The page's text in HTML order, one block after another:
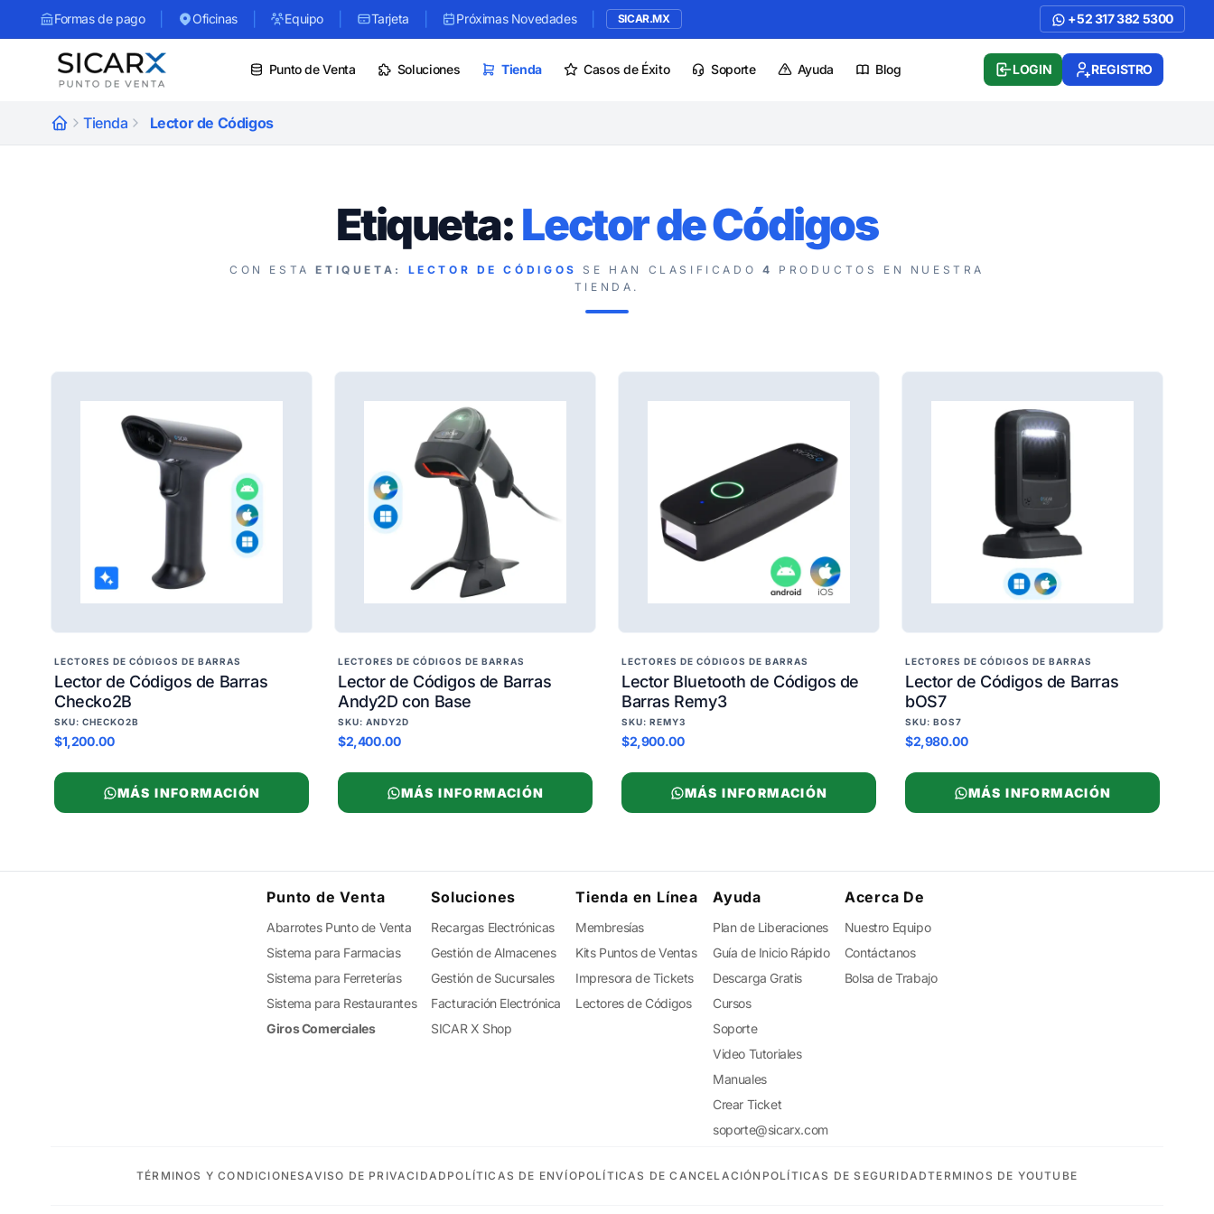
Formas de pago Oficinas Equipo Tarjeta Próximas Novedades SICAR.MX +52 317 382 5300
Punto de Venta Soluciones Tienda Casos de Éxito Soporte Ayuda Blog LOGIN REGISTRO
Tienda Lector de Códigos
Etiqueta:Lector de Códigos
CON ESTAETIQUETA: LECTOR DE CÓDIGOS SE HAN CLASIFICADO 4
PRODUCTOS EN NUESTRA
TIENDA.
LECTORES DE CÓDIGOS DE BARRAS
Lector de Códigos de Barras
Checko2B
SKU: CHECKO2B
$1,200.00
MÁS INFORMACIÓN
LECTORES DE CÓDIGOS DE BARRAS
Lector de Códigos de Barras
Andy2D con Base
SKU: ANDY2D
$2,400.00
MÁS INFORMACIÓN
LECTORES DE CÓDIGOS DE BARRAS
Lector Bluetooth de Códigos de
Barras Remy3
SKU: REMY3
$2,900.00
MÁS INFORMACIÓN
LECTORES DE CÓDIGOS DE BARRAS
Lector de Códigos de Barras
bOS7
SKU: BOS7
$2,980.00
MÁS INFORMACIÓN
Punto de Venta
Abarrotes Punto de Venta
Sistema para Farmacias
Sistema para Ferreterías
Sistema para Restaurantes
Giros Comerciales
Soluciones
Recargas Electrónicas
Gestión de Almacenes
Gestión de Sucursales
Facturación Electrónica
SICAR X Shop
Tienda en Línea
Membresías
Kits Puntos de Ventas
Impresora de Tickets
Lectores de Códigos
Ayuda
Plan de Liberaciones
Guía de Inicio Rápido
Descarga Gratis
Cursos
Soporte
Video Tutoriales
Manuales
Crear Ticket
soporte@sicarx.com
Acerca De
Nuestro Equipo
Contáctanos
Bolsa de Trabajo
TÉRMINOS Y CONDICIONESAVISO DE PRIVACIDAD POLÍTICAS DE ENVÍOPOLÍTICAS DE CANCELACIÓN POLÍTICAS DE SEGURIDADTERMINOS DE YOUTUBE